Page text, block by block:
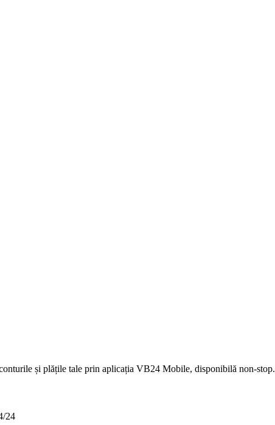
și plățile tale prin aplicația VB24 Mobile, disponibilă non-stop.
24